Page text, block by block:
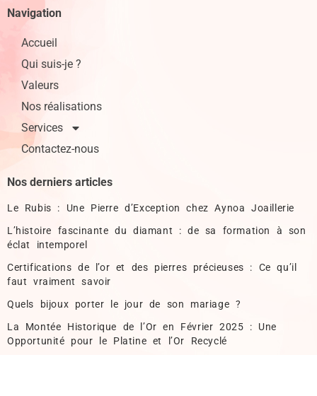
Navigation
Accueil
Qui suis-je ?
Valeurs
Nos réalisations
Services
Contactez-nous
Nos derniers articles
Le Rubis : Une Pierre d’Exception chez Aynoa Joaillerie
L’histoire fascinante du diamant : de sa formation à son
éclat intemporel
Certifications de l’or et des pierres précieuses : Ce qu’il
faut vraiment savoir
Quels bijoux porter le jour de son mariage ?
La Montée Historique de l’Or en Février 2025 : Une
Opportunité pour le Platine et l’Or Recyclé